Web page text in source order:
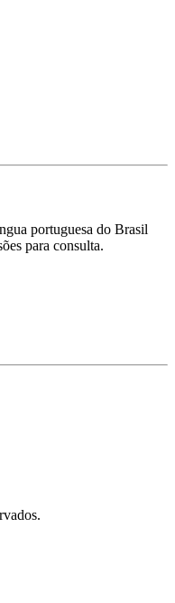
portuguesa do Brasil
para consulta.